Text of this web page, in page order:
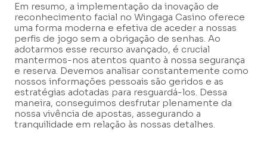
Em resumo, a implementação da inovação de
reconhecimento facial no Wingaga Casino oferece
uma forma moderna e efetiva de aceder a nossas
perfis de jogo sem a obrigação de senhas. Ao
adotarmos esse recurso avançado, é crucial
mantermos-nos atentos quanto à nossa segurança
e reserva. Devemos analisar constantemente como
nossos informações pessoais são geridos e as
estratégias adotadas para resguardá-los. Dessa
maneira, conseguimos desfrutar plenamente da
nossa vivência de apostas, assegurando a
tranquilidade em relação às nossas detalhes.